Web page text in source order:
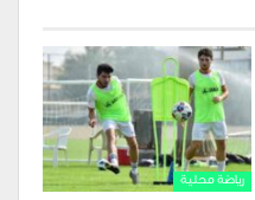
رياضة محلية